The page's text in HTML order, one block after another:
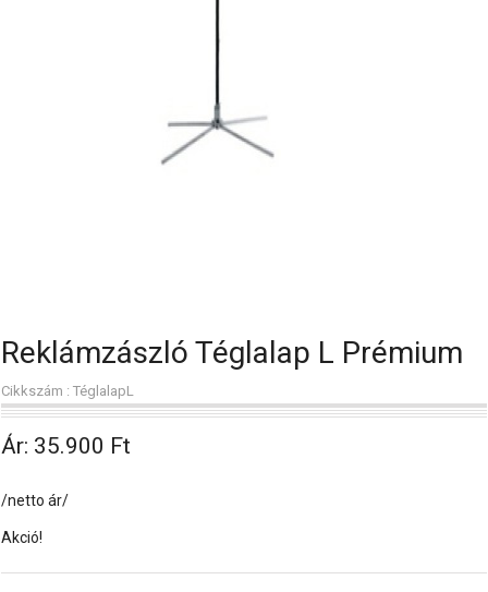
Reklámzászló Téglalap L Prémium
Cikkszám : TéglalapL
Ár: 35.900 Ft
/netto ár/
Akció!